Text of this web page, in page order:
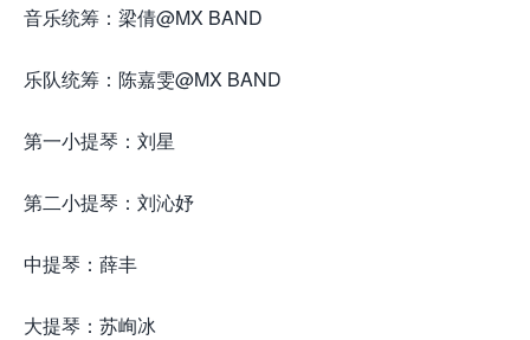
音乐统筹：梁倩@MX BAND
乐队统筹：陈嘉雯@MX BAND
第一小提琴：刘星
第二小提琴：刘沁妤
中提琴：薛丰
大提琴：苏峋冰